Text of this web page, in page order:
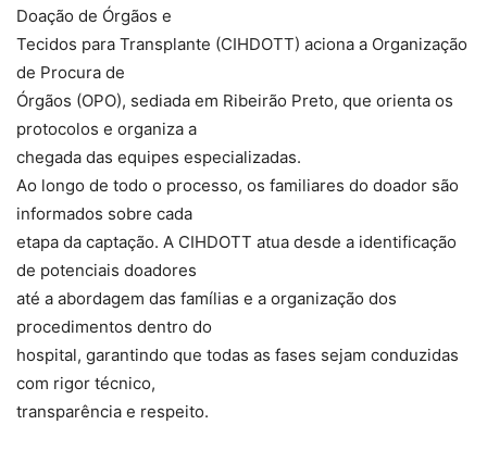
Doação de Órgãos e
Tecidos para Transplante (CIHDOTT) aciona a Organização
de Procura de
Órgãos (OPO), sediada em Ribeirão Preto, que orienta os
protocolos e organiza a
chegada das equipes especializadas.
Ao longo de todo o processo, os familiares do doador são
informados sobre cada
etapa da captação. A CIHDOTT atua desde a identificação
de potenciais doadores
até a abordagem das famílias e a organização dos
procedimentos dentro do
hospital, garantindo que todas as fases sejam conduzidas
com rigor técnico,
transparência e respeito.